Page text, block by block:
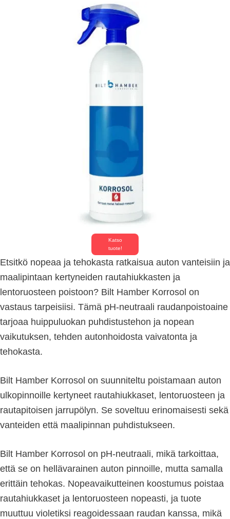
Katso
tuote!
Etsitkö nopeaa ja tehokasta ratkaisua auton vanteisiin ja
maalipintaan kertyneiden rautahiukkasten ja
lentoruosteen poistoon? Bilt Hamber Korrosol on
vastaus tarpeisiisi. Tämä pH-neutraali raudanpoistoaine
tarjoaa huippuluokan puhdistustehon ja nopean
vaikutuksen, tehden autonhoidosta vaivatonta ja
tehokasta.
Bilt Hamber Korrosol on suunniteltu poistamaan auton
ulkopinnoille kertyneet rautahiukkaset, lentoruosteen ja
rautapitoisen jarrupölyn. Se soveltuu erinomaisesti sekä
vanteiden että maalipinnan puhdistukseen.
Bilt Hamber Korrosol on pH-neutraali, mikä tarkoittaa,
että se on hellävarainen auton pinnoille, mutta samalla
erittäin tehokas. Nopeavaikutteinen koostumus poistaa
rautahiukkaset ja lentoruosteen nopeasti, ja tuote
muuttuu violetiksi reagoidessaan raudan kanssa, mikä